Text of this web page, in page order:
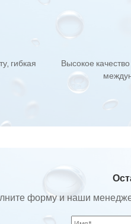
гибкая
Высокое
форму и наши